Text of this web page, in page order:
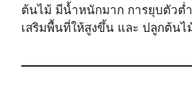
ต้นไม้ มีน้ำหนักมาก การยุบตัวต่
เสริมพื้นที่ให้สูงขึ้น และ ปลูกต้นไ